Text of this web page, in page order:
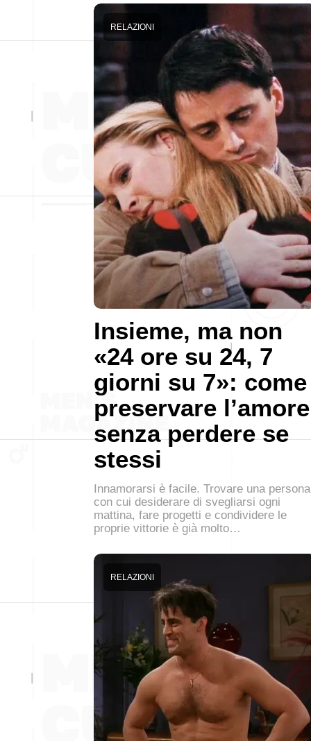
Insieme, ma non
«24 ore su 24, 7
giorni su 7»: come
preservare l’amore
senza perdere se
stessi
RELAZIONI
Innamorarsi è facile. Trovare una persona
con cui desiderare di svegliarsi ogni
mattina, fare progetti e condividere le
proprie vittorie è già molto…
RELAZIONI